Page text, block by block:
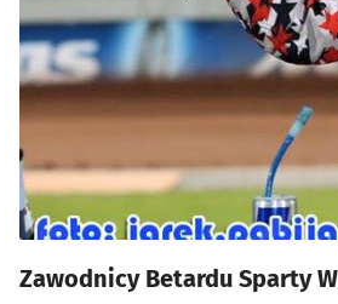
Zawodnicy Betardu Sparty